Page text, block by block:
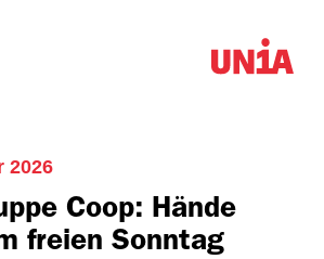
2026
Coop: Hände
freien Sonntag